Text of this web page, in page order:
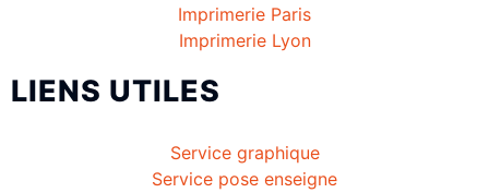
Imprimerie Paris
Imprimerie Lyon
LIENS UTILES
Service graphique
Service pose enseigne